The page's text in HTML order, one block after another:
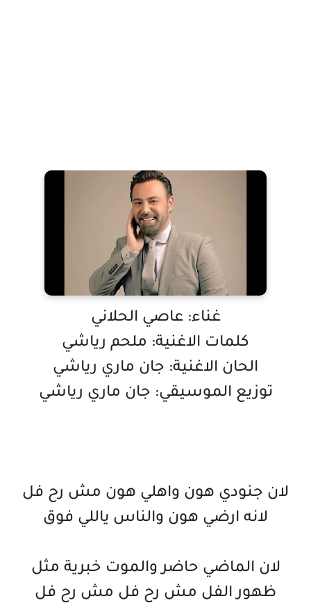
غناء: عاصي الحلاني
كلمات الاغنية: ملحم رياشي
الحان الاغنية: جان ماري رياشي
توزيع الموسيقي: جان ماري رياشي
لان جنودي هون واهلي هون مش رح فل
لانه ارضي هون والناس ياللي فوق
لان الماضي حاضر والموت خبرية مثل
ظهور الفل مش رح فل مش رح فل